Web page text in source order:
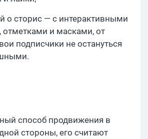
о сторис — с интерактивными
отметками и масками, от
подписчики не остануться
способ продвижения в
стороны, его считают